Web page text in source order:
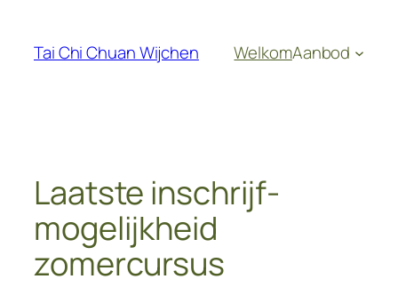
Tai Chi Chuan Wijchen WelkomAanbod
Laatste inschrijf-
mogelijkheid
zomercursus